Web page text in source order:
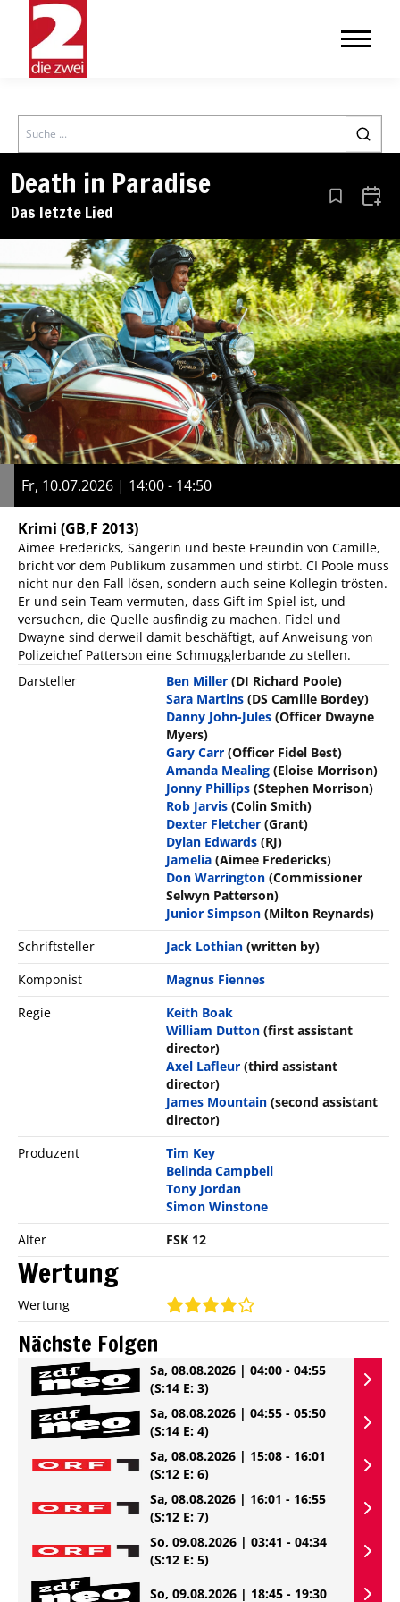
Search
Death in Paradise
Das letzte Lied Aus den
Fr, 10.07.2026 | 14:00 - 14:50
Krimi (GB,F 2013)
Aimee Fredericks, Sängerin und beste Freundin von Camille,
bricht vor dem Publikum zusammen und stirbt. CI Poole muss
nicht nur den Fall lösen, sondern auch seine Kollegin trösten.
Er und sein Team vermuten, dass Gift im Spiel ist, und
versuchen, die Quelle ausfindig zu machen. Fidel und
Dwayne sind derweil damit beschäftigt, auf Anweisung von
Polizeichef Patterson eine Schmugglerbande zu stellen.
Darsteller
Ben Miller (DI Richard Poole)
Sara Martins (DS Camille Bordey)
Danny John-Jules (Officer Dwayne
Myers)
Gary Carr (Officer Fidel Best)
Amanda Mealing (Eloise Morrison)
Jonny Phillips (Stephen Morrison)
Rob Jarvis (Colin Smith)
Dexter Fletcher (Grant)
Dylan Edwards (RJ)
Jamelia (Aimee Fredericks)
Don Warrington (Commissioner
Selwyn Patterson)
Junior Simpson (Milton Reynards)
Schriftsteller
Jack Lothian (written by)
Komponist
Magnus Fiennes
Regie
Keith Boak
William Dutton (first assistant
director)
Axel Lafleur (third assistant
director)
James Mountain (second assistant
director)
Produzent
Tim Key
Belinda Campbell
Tony Jordan
Simon Winstone
Alter
FSK 12
Wertung
Wertung
Nächste Folgen
Sa, 08.08.2026 | 04:00 - 04:55
(S:14 E: 3)
Sa, 08.08.2026 | 04:55 - 05:50
(S:14 E: 4)
Sa, 08.08.2026 | 15:08 - 16:01
(S:12 E: 6)
Sa, 08.08.2026 | 16:01 - 16:55
(S:12 E: 7)
So, 09.08.2026 | 03:41 - 04:34
(S:12 E: 5)
So, 09.08.2026 | 18:45 - 19:30